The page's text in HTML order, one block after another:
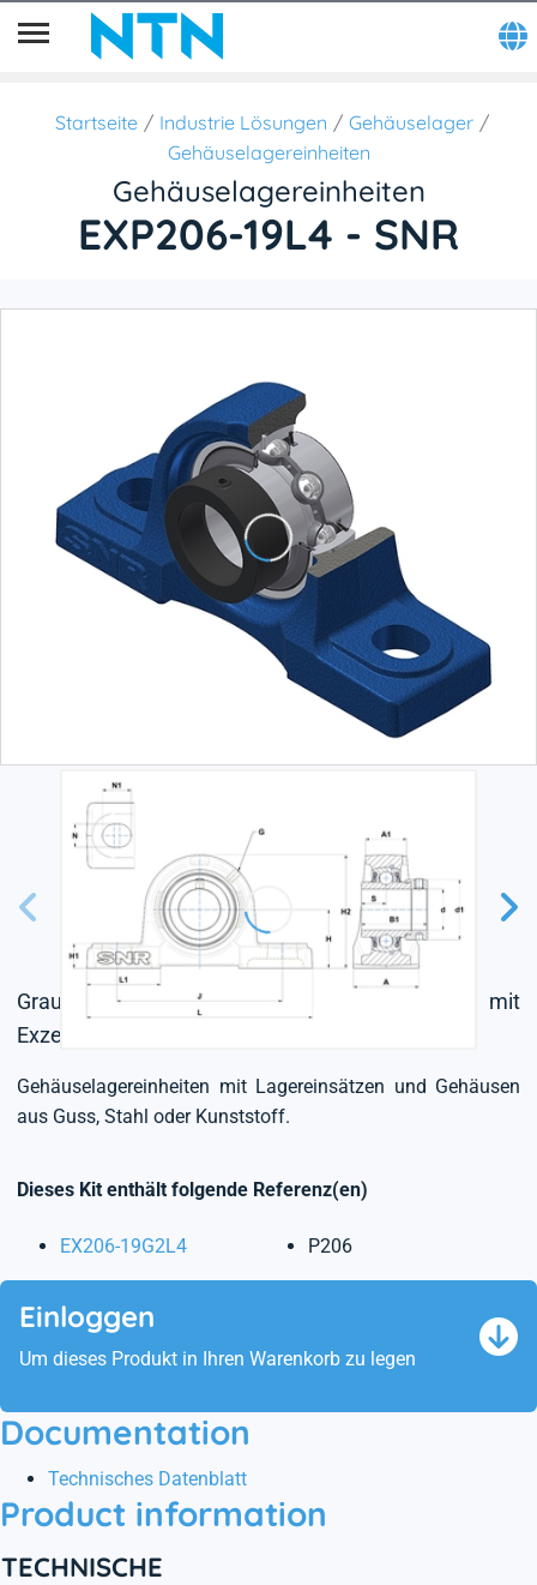
Startseite Industrie Lösungen
Gehäuselager
Gehäuselagereinheiten
Gehäuselagereinheiten
EXP206-19L4 - SNR
Graugussgehäuse, Lagereinsatz mit
Exzenterspannring, L4 Dichtungssystem
Gehäuselagereinheiten mit Lagereinsätzen und Gehäusen
aus Guss, Stahl oder Kunststoff.
Dieses Kit enthält folgende Referenz(en)
EX206-19G2L4 P206
Einloggen
Um dieses Produkt in Ihren Warenkorb zu legen
Documentation
Technisches Datenblatt
Product information
TECHNISCHE